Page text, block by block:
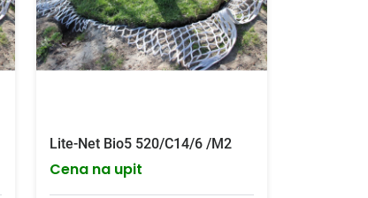
Lite-Net Bio5 520/C14/6 /M2
Cena na upit